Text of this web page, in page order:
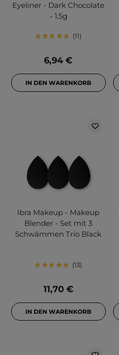
Eyeliner - Dark Chocolate
- 1.5g
11
6,94 €
IN DEN WARENKORB
Ibra Makeup - Makeup
Blender - Set mit 3
Schwämmen Trio Black
13
11,70 €
IN DEN WARENKORB